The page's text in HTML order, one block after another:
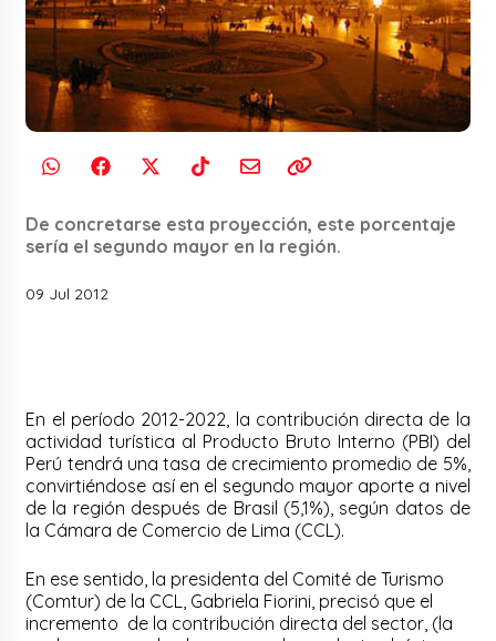
De concretarse esta proyección, este porcentaje
sería el segundo mayor en la región.
09 Jul 2012
En el período 2012-2022, la contribución directa de la
actividad turística al Producto Bruto Interno (PBI) del
Perú tendrá una tasa de crecimiento promedio de 5%,
convirtiéndose así en el segundo mayor aporte a nivel
de la región después de Brasil (5,1%), según datos de
la Cámara de Comercio de Lima (CCL).
En ese sentido, la presidenta del Comité de Turismo
(Comtur) de la CCL, Gabriela Fiorini, precisó que el
incremento de la contribución directa del sector, (la